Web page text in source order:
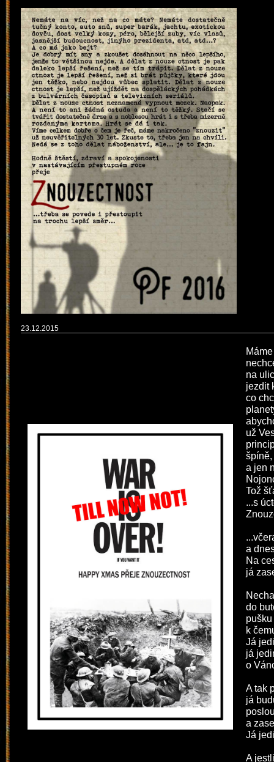
23.12.2015
na
jezdit
co
už Ve
a jen
Tož
...s
a
Na
já
do
k
Já
já
o
A tak
já
a
Já
A